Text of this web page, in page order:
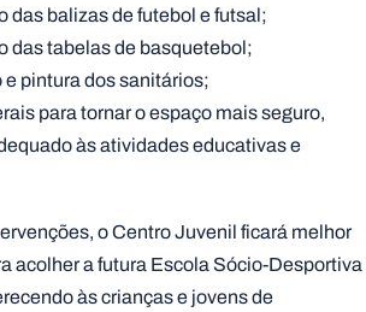
das balizas de futebol e futsal;
das tabelas de basquetebol;
e pintura dos sanitários;
para tornar o espaço mais seguro,
às atividades educativas e
o Centro Juvenil ficará melhor
acolher a futura Escola Sócio-Desportiva
às crianças e jovens de